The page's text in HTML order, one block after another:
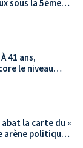
sous la 5ème
41 ans,
le niveau
abat la carte du «
arène politique